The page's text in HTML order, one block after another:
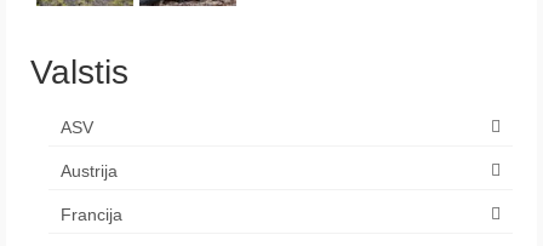
Valstis
ASV
Austrija
Francija